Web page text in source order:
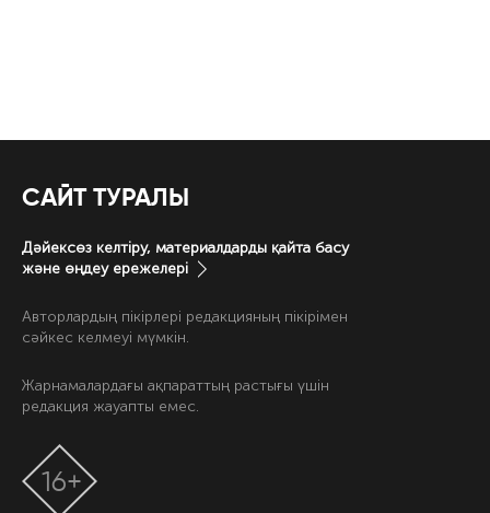
САЙТ ТУРАЛЫ
Дәйексөз келтіру, материалдарды қайта басу
және өңдеу ережелері
Авторлардың пікірлері редакцияның пікірімен
сәйкес келмеуі мүмкін.
Жарнамалардағы ақпараттың растығы үшін
редакция жауапты емес.
16+